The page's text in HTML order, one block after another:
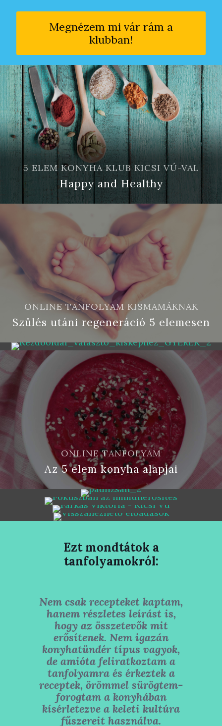
Megnézem mi vár rám a
klubban!
5 ELEM KONYHA KLUB KICSI VÚ-VAL
Happy and Healthy
ONLINE TANFOLYAM KISMAMÁKNAK
Szülés utáni regeneráció 5 elemesen
ONLINE TANFOLYAM
Gyerektáplálkozás 5 elemesen
ONLINE TANFOLYAM
Az 5 elem konyha alapjai
Blog
ONLINE TANFOLYAM
Fókuszban az immunerősítés
Rólam
KÜLÖNBÖZŐ TÉMÁKBAN 30-60 PERCBEN
Visszanézhető előadások
Ezt mondtátok a
tanfolyamokról:
Nem csak recepteket kaptam,
hanem részletes leírást is,
hogy az összetevők mit
erősítenek. Nem igazán
konyhatündér típus vagyok,
de amióta feliratkoztam a
tanfolyamra és érkeztek a
receptek, örömmel sürögtem-
forogtam a konyhában
kísérletezve a keleti kultúra
fűszereit használva.